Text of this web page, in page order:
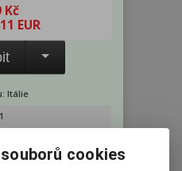
Kč
EUR
Itálie
cookies